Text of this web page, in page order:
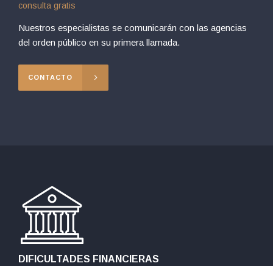
consulta gratis
Nuestros especialistas se comunicarán con las agencias
del orden público en su primera llamada.
CONTACTO
DIFICULTADES FINANCIERAS